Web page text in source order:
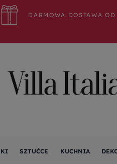
DARMOWA DOSTAWA
SZTUĆCE KUCHNIA